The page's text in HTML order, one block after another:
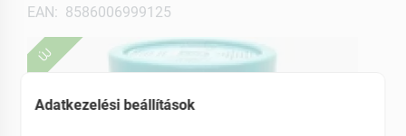
ÚJ
EAN: 8586006999125
Adatkezelési beállítások